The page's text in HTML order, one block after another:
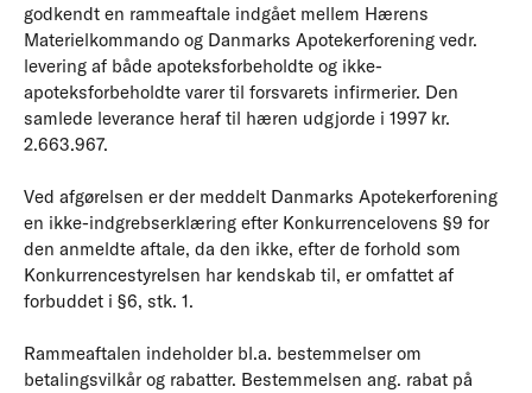
godkendt en rammeaftale indgået mellem Hærens
Materielkommando og Danmarks Apotekerforening vedr.
levering af både apoteksforbeholdte og ikke-
apoteksforbeholdte varer til forsvarets infirmerier. Den
samlede leverance heraf til hæren udgjorde i 1997 kr.
2.663.967.
Ved afgørelsen er der meddelt Danmarks Apotekerforening
en ikke-indgrebserklæring efter Konkurrencelovens §9 for
den anmeldte aftale, da den ikke, efter de forhold som
Konkurrencestyrelsen har kendskab til, er omfattet af
forbuddet i §6, stk. 1.
Rammeaftalen indeholder bl.a. bestemmelser om
betalingsvilkår og rabatter. Bestemmelsen ang. rabat på